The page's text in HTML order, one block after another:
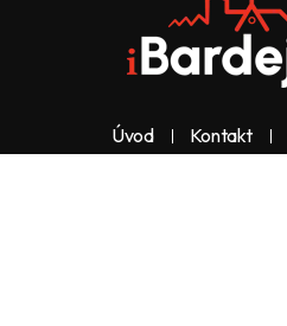
Úvod Kontakt